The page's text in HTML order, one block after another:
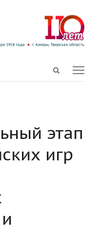
Open
этап
игр